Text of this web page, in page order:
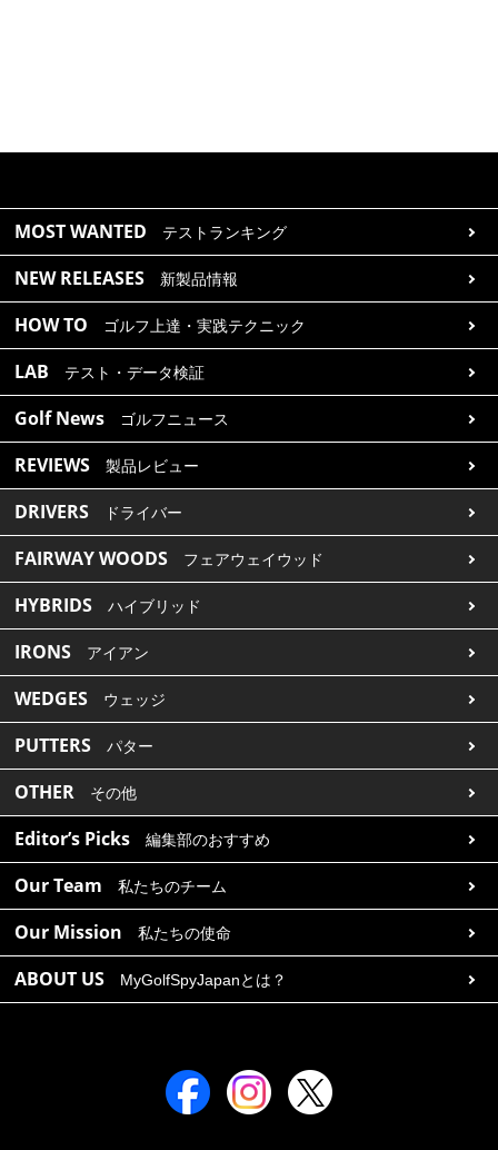
MOST WANTED テストランキング
NEW RELEASES 新製品情報
HOW TO ゴルフ上達・実践テクニック
LAB テスト・データ検証
Golf News ゴルフニュース
REVIEWS 製品レビュー
DRIVERS ドライバー
FAIRWAY WOODS フェアウェイウッド
HYBRIDS ハイブリッド
IRONS アイアン
WEDGES ウェッジ
PUTTERS パター
OTHER その他
Editor’s Picks 編集部のおすすめ
Our Team 私たちのチーム
Our Mission 私たちの使命
ABOUT US MyGolfSpyJapanとは？